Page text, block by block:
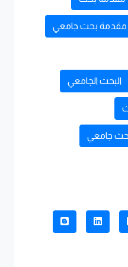
مقدمة بحث جامعي
البحث الجامعي
جامعي